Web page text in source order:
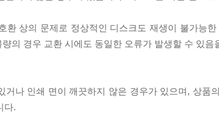
환 상의 문제로 정상적인 디스크도 재생이 불가능
의 경우 교환 시에도 동일한 오류가 발생할 수 있음
거나 인쇄 면이 깨끗하지 않은 경우가 있으며, 상품
다.